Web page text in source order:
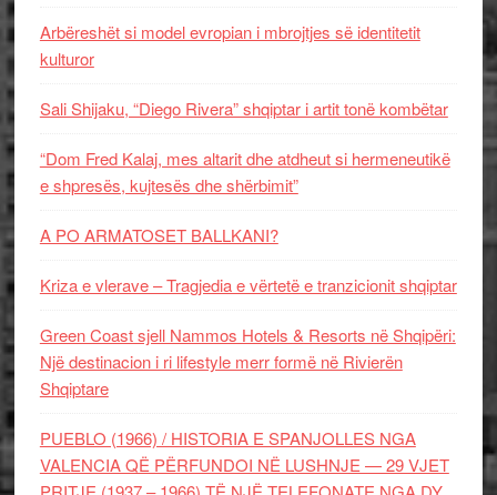
Arbëreshët si model evropian i mbrojtjes së identitetit
kulturor
Sali Shijaku, “Diego Rivera” shqiptar i artit tonë kombëtar
“Dom Fred Kalaj, mes altarit dhe atdheut si hermeneutikë
e shpresës, kujtesës dhe shërbimit”
A PO ARMATOSET BALLKANI?
Kriza e vlerave – Tragjedia e vërtetë e tranzicionit shqiptar
Green Coast sjell Nammos Hotels & Resorts në Shqipëri:
Një destinacion i ri lifestyle merr formë në Rivierën
Shqiptare
PUEBLO (1966) / HISTORIA E SPANJOLLES NGA
VALENCIA QË PËRFUNDOI NË LUSHNJE — 29 VJET